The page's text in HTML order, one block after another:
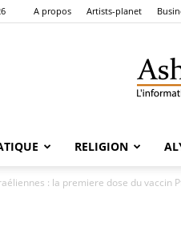
A propos Artists-planet
RELIGION
: la premiere dose du vaccin